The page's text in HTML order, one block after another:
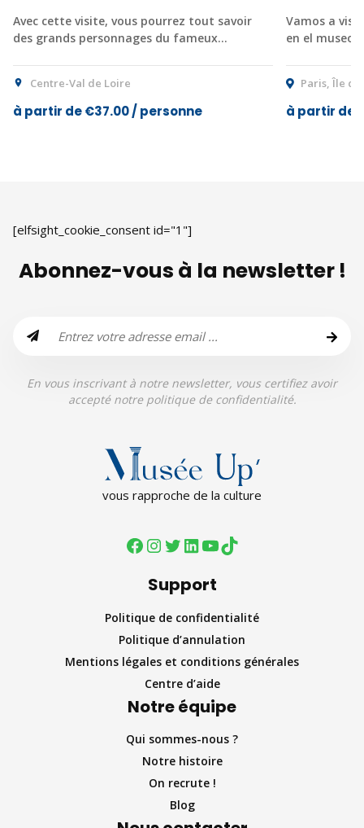
Avec cette visite, vous pourrez tout savoir
des grands personnages du fameux…
Centre-Val de Loire
à partir de €37.00 / personne
Vamos a
en el museo
Paris, Île
à partir de
[elfsight_cookie_consent id="1"]
Abonnez-vous à la newsletter !
En vous inscrivant à notre newsletter, vous certifiez avoir
accepté notre politique de confidentialité.
vous rapproche de la culture
Support
Politique de confidentialité
Politique d’annulation
Mentions légales et conditions générales
Centre d’aide
Notre équipe
Qui sommes-nous ?
Notre histoire
On recrute !
Blog